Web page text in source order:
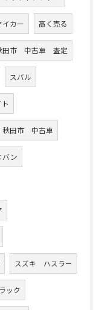
イカー 高く売る
田市 中古車 査定
スバル
秋田市 中古車
バン
スズキ ハスラー
ック